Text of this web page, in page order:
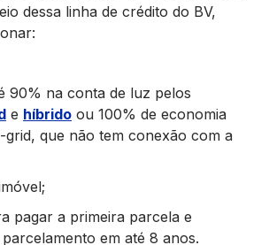
dessa linha de crédito do BV,
90% na conta de luz pelos
e híbrido ou 100% de economia
grid, que não tem conexão com a
pagar a primeira parcela e
parcelamento em até 8 anos.